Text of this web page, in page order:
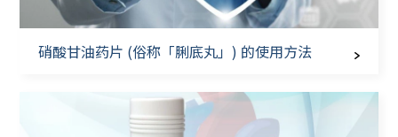
硝酸甘油药片 (俗称「脷底丸」) 的使用方法